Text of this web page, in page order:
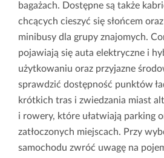
bagażach. Dostępne są także
chcących cieszyć się słońcem
minibusy dla grupy znajomych.
pojawiają się auta elektryczne i
użytkowaniu oraz przyjazne
sprawdzić dostępność punktów
krótkich tras i zwiedzania miast
i rowery, które ułatwiają parking
zatłoczonych miejscach. Przy
samochodu zwróć uwagę na